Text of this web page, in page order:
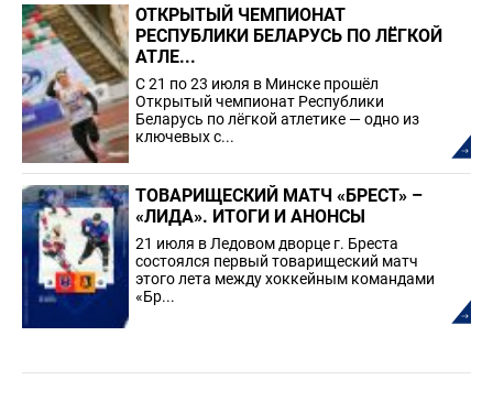
ОТКРЫТЫЙ ЧЕМПИОНАТ
РЕСПУБЛИКИ БЕЛАРУСЬ ПО ЛЁГКОЙ
АТЛЕ...
С 21 по 23 июля в Минске прошёл
Открытый чемпионат Республики
Беларусь по лёгкой атлетике — одно из
ключевых с...
ТОВАРИЩЕСКИЙ МАТЧ «БРЕСТ» –
«ЛИДА». ИТОГИ И АНОНСЫ
21 июля в Ледовом дворце г. Бреста
состоялся первый товарищеский матч
этого лета между хоккейным командами
«Бр...